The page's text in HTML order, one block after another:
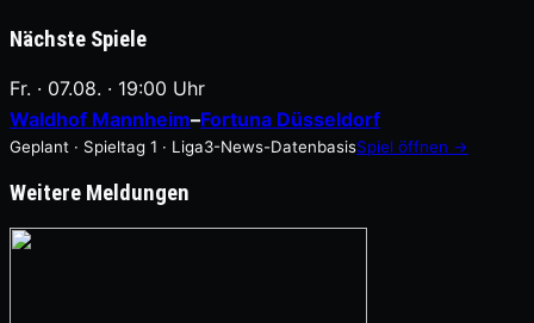
Nächste Spiele
Fr. · 07.08. · 19:00 Uhr
Waldhof Mannheim–Fortuna Düsseldorf
Geplant · Spieltag 1 · Liga3-News-DatenbasisSpiel öffnen →
Weitere Meldungen